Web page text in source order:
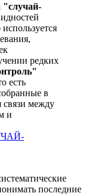
"случай-
редких
есть
в
между
и
последние